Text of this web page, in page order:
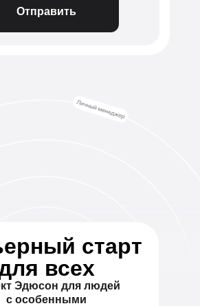
Отправить
старт
всех
Эдюсон для людей
с особенными